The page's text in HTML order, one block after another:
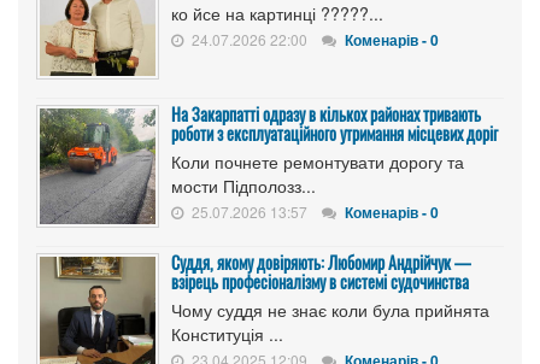
ко йсе на картинці ?????...
24.07.2026 22:00 Коменарів - 0
На Закарпатті одразу в кількох районах тривають
роботи з експлуатаційного утримання місцевих доріг
Коли почнете ремонтувати дорогу та
мости Підполозз...
25.07.2026 13:57 Коменарів - 0
Суддя, якому довіряють: Любомир Андрійчук —
взірець професіоналізму в системі судочинства
Чому суддя не знає коли була прийнята
Конституція ...
23.04.2025 12:09